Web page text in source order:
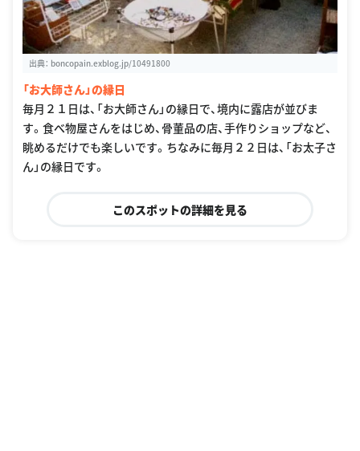
出典： boncopain.exblog.jp/10491800
「お大師さん」の縁日
毎月２１日は、「お大師さん」の縁日で、境内に露店が並びま
す。食べ物屋さんをはじめ、骨董品の店、手作りショップなど、
眺めるだけでも楽しいです。ちなみに毎月２２日は、「お太子さ
ん」の縁日です。
このスポットの詳細を見る